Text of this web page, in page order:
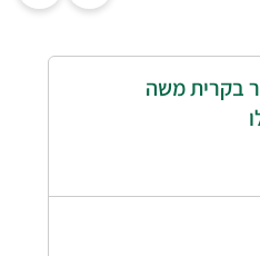
בקרית משה